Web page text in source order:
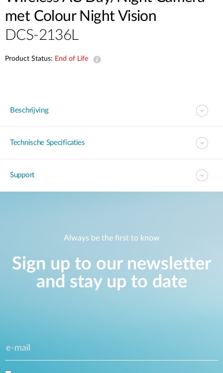
met Colour Night Vision
DCS-2136L
Product Status: End of Life
Beschrijving
Technische Specificaties
Support
Always be the first to know
Sign up to our newsletter
and stay up to date